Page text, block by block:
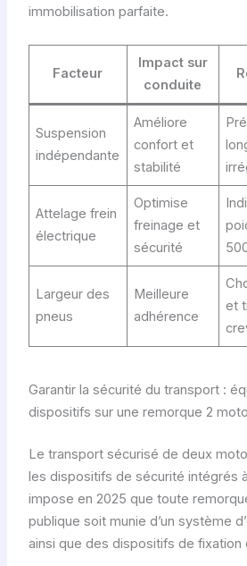
immobilisation parfaite.
Facteur
Impact sur
conduite
Suspension
indépendante
Améliore
confort et
stabilité
Attelage frein
électrique
Optimise
freinage et
sécurité
Largeur des
pneus
Meilleure
adhérence
et
Garantir la sécurité du transport :
dispositifs sur une remorque 2
Le transport sécurisé de deux
les dispositifs de sécurité intégrés
impose en 2025 que toute
publique soit munie d’un système
ainsi que des dispositifs de fixation